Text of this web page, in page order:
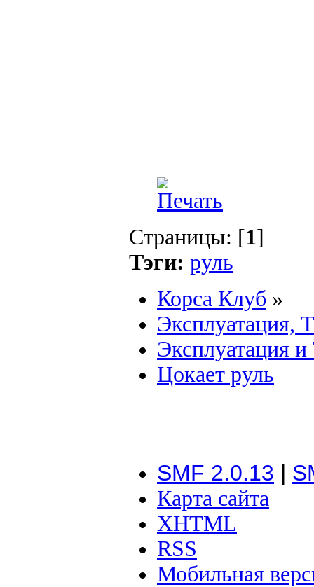
Страницы: [1]
Тэги: руль
Корса Клуб »
Эксплуатация,
Эксплуатация
Цокает руль
SMF 2.0.13 |
Карта сайта
XHTML
RSS
Мобильная